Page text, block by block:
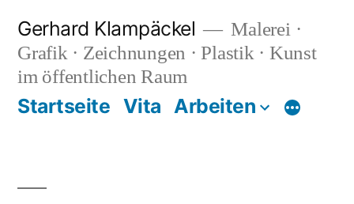
Inhalt
springen
Gerhard Klampäckel
Malerei ·
Grafik · Zeichnungen · Plastik · Kunst
im öffentlichen Raum
Startseite Vita Arbeiten Mehr